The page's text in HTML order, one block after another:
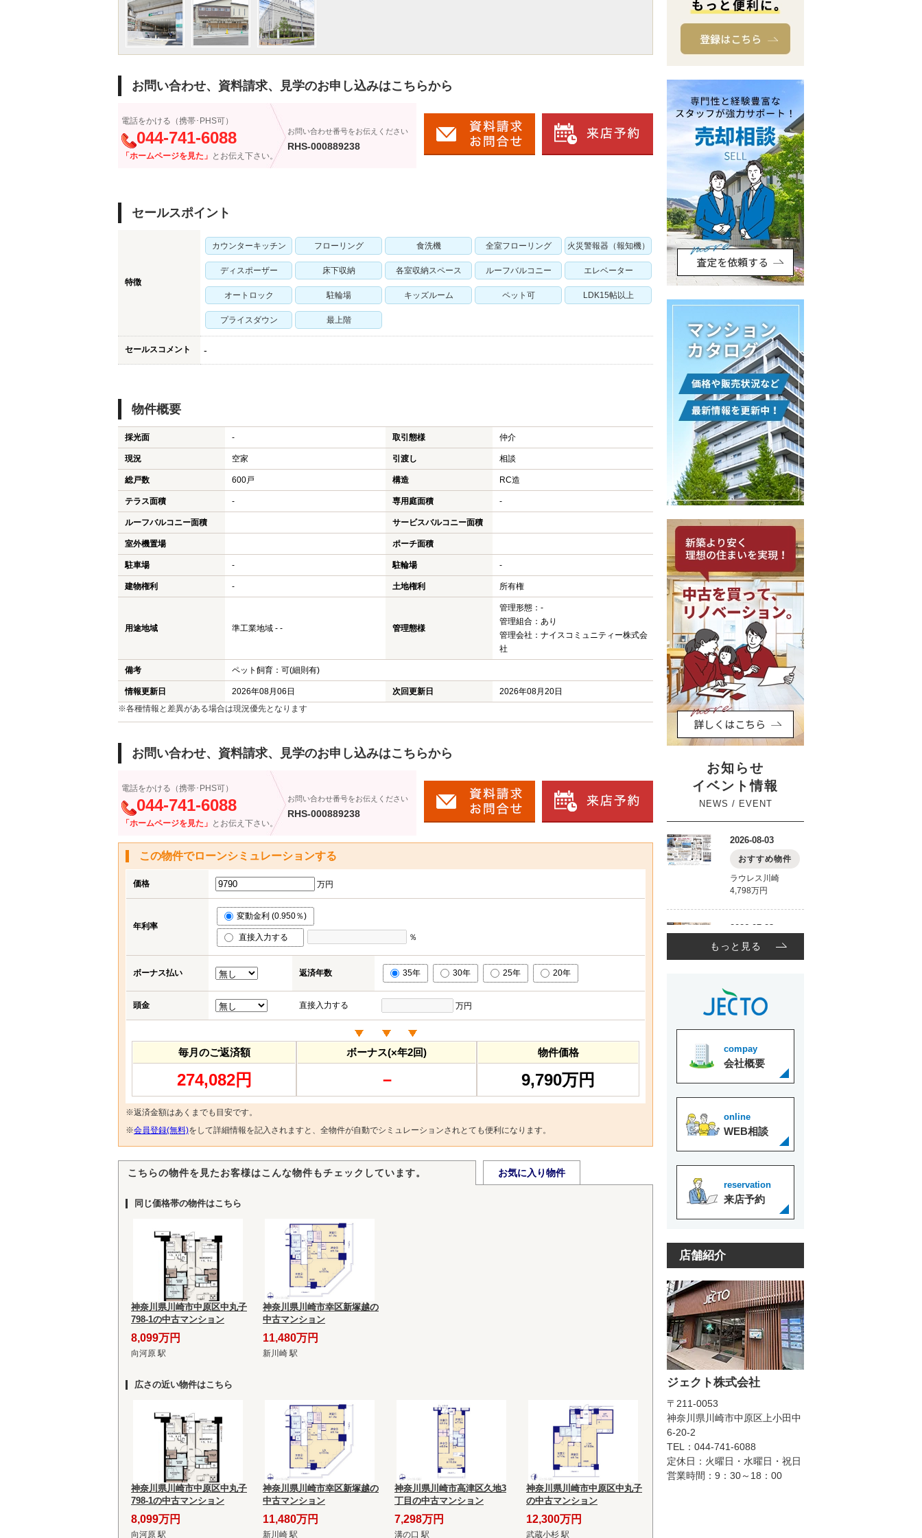
お問い合わせ、資料請求、見学のお申し込みはこちらから
電話をかける（携帯･PHS可）
044-741-6088
「ホームページを見た」 とお伝え下さい。
お問い合わせ番号をお伝えください
RHS-000889238
セールスポイント
特徴
カウンターキッチン フローリング 食洗機 全室フローリング 火災警報器（報知機）
ディスポーザー 床下収納 各室収納スペース ルーフバルコニー エレベーター
オートロック 駐輪場 キッズルーム ペット可 LDK15帖以上
プライスダウン 最上階
セールスコメント -
物件概要
採光面 - 取引態様 仲介
現況 空家 引渡し 相談
総戸数 600戸 構造 RC造
テラス面積 - 専用庭面積 -
ルーフバルコニー面積 サービスバルコニー面積
室外機置場 ポーチ面積
駐車場 - 駐輪場 -
建物権利 - 土地権利 所有権
用途地域 準工業地域 - - 管理態様
管理形態：-
管理組合：あり
管理会社：ナイスコミュニティー株式会
社
備考 ペット飼育：可(細則有)
情報更新日 2026年08月06日 次回更新日
2026年08月20日
※各種情報と差異がある場合は現況優先となります
お問い合わせ、資料請求、見学のお申し込みはこちらから
電話をかける（携帯･PHS可）
044-741-6088
「ホームページを見た」 とお伝え下さい。
お問い合わせ番号をお伝えください
RHS-000889238
この物件でローンシミュレーションする
価格 万円
年利率
変動金利 (0.950％)
直接入力する ％
ボーナス払い 返済年数 35年 30年 25年 20年
頭金 直接入力する 万円
毎月のご返済額
274,082円
ボーナス(×年2回)
－
物件価格
9,790万円
※返済金額はあくまでも目安です。
※会員登録(無料)をして詳細情報を記入されますと、全物件が自動でシミュレーションされとても便利になります。
こちらの物件を見たお客様はこんな物件もチェックしています。 お気に入り物件
同じ価格帯の物件はこちら
神奈川県川崎市中原区中丸子
798-1の中古マンション
8,099万円
向河原 駅
神奈川県川崎市幸区新塚越の
中古マンション
11,480万円
新川崎 駅
広さの近い物件はこちら
神奈川県川崎市中原区中丸子
798-1の中古マンション
8,099万円
向河原 駅
神奈川県川崎市幸区新塚越の
中古マンション
11,480万円
新川崎 駅
神奈川県川崎市高津区久地3
丁目の中古マンション
7,298万円
溝の口 駅
神奈川県川崎市中原区中丸子
の中古マンション
12,300万円
武蔵小杉 駅
お知らせ
イベント情報
NEWS / EVENT
もっと見る
compay
会社概要
online
WEB相談
reservation
来店予約
店舗紹介
ジェクト株式会社
〒211-0053
神奈川県川崎市中原区上小田中
6-20-2
TEL：044-741-6088
定休日：火曜日・水曜日・祝日
営業時間：9：30～18：00